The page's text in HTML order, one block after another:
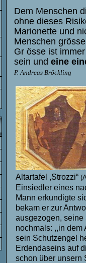
Dem Menschen
ohne dieses
Marionette und
Menschen
Gr össe ist
sein und eine
P. Andreas Bröckling
Altartafel ,Strozzi“
Einsiedler eines
Mann erkundigte
bekam er zur
ausgezogen,
nochmals: ,,in dem
sein Schutzengel
Erdendaseins auf d
schon über unsern